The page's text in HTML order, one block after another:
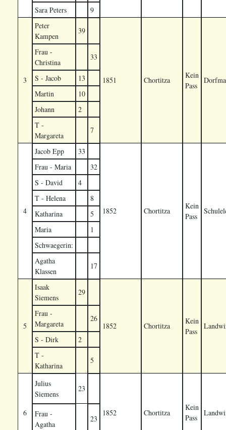
Sara Peters 9
3
Peter
Kampen
39
1851 Chortitza
Kein
Pass
Frau -
Christina
33
S - Jacob
13
Martin
10
Johann
2
T -
Margareta
7
4
Jacob Epp 33
1852 Chortitza
Kein
Pass
Frau - Maria
32
S - David
4
T - Helena
8
Katharina
5
Maria
1
Schwaegerin:
Agatha
Klassen
17
5
Isaak
Siemens
29
1852 Chortitza
Kein
Pass
Frau -
Margareta
26
S - Dirk
2
T -
Katharina
5
6
Julius
Siemens
23
1852 Chortitza
Kein
Pass
Frau -
Agatha
23